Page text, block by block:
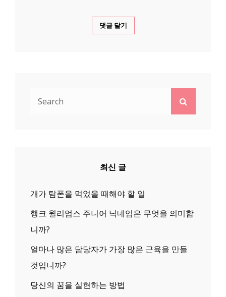
최신 글
개가 탐폰을 먹었을 때해야 할 일
행크 윌리엄스 주니어 닉네임은 무엇을 의미합
니까?
얼마나 많은 담당자가 가장 많은 근육을 만들
것입니까?
당신의 꿈을 실현하는 방법